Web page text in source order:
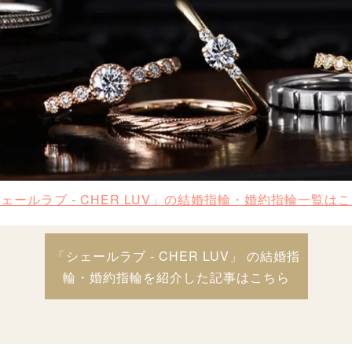
ールラブ - CHER LUV」の結婚指輪・婚約指輪一覧は
「シェールラブ - CHER LUV」 の結婚指
輪・婚約指輪を紹介した記事はこちら